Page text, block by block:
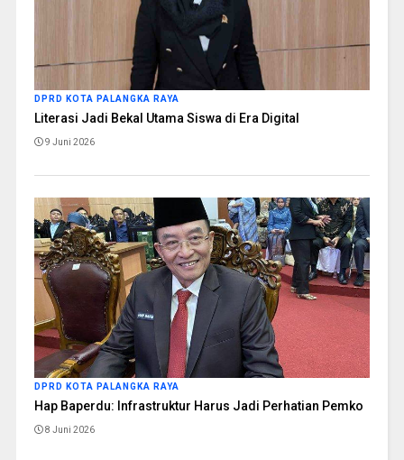
DPRD KOTA PALANGKA RAYA
Literasi Jadi Bekal Utama Siswa di Era Digital
9 Juni 2026
DPRD KOTA PALANGKA RAYA
Hap Baperdu: Infrastruktur Harus Jadi Perhatian Pemko
8 Juni 2026